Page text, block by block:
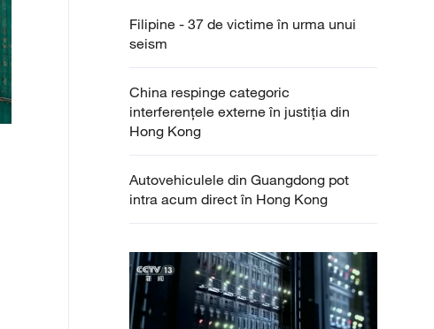
Filipine - 37 de victime în urma unui
seism
China respinge categoric
interferențele externe în justiția din
Hong Kong
Autovehiculele din Guangdong pot
intra acum direct în Hong Kong